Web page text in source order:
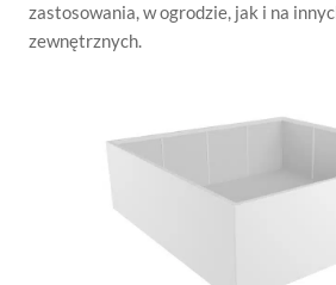
zastosowania, w ogrodzie, jak i na
zewnętrznych.